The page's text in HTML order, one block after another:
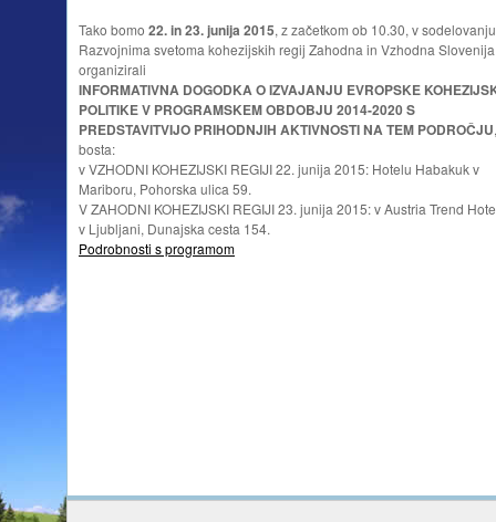
Tako bomo 22. in 23. junija 2015, z začetkom ob 10.30, v
Razvojnima svetoma kohezijskih regij Zahodna in Vzhodna Slovenija
organizirali
INFORMATIVNA DOGODKA O IZVAJANJU EVROPSKE
POLITIKE V PROGRAMSKEM OBDOBJU 2014-2020 S
PREDSTAVITVIJO PRIHODNJIH AKTIVNOSTI NA TEM PODROČJU
bosta:
v VZHODNI KOHEZIJSKI REGIJI 22. junija 2015: Hotelu Habakuk v
Mariboru, Pohorska ulica 59.
V ZAHODNI KOHEZIJSKI REGIJI 23. junija 2015: v Austria Trend
v Ljubljani, Dunajska cesta 154.
Podrobnosti s programom